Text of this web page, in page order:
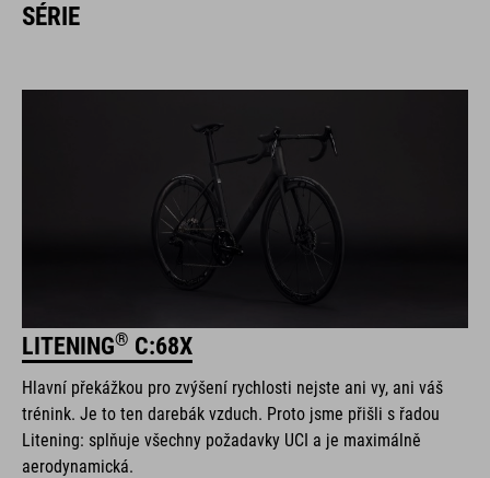
SÉRIE
LITENING® C:68X
Hlavní překážkou pro zvýšení rychlosti nejste ani vy, ani váš
trénink. Je to ten darebák vzduch. Proto jsme přišli s řadou
Litening: splňuje všechny požadavky UCI a je maximálně
aerodynamická.